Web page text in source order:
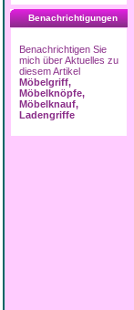
Benachrichtigungen
Benachrichtigen Sie
mich über Aktuelles zu
diesem Artikel
Möbelgriff,
Möbelknöpfe,
Möbelknauf,
Ladengriffe